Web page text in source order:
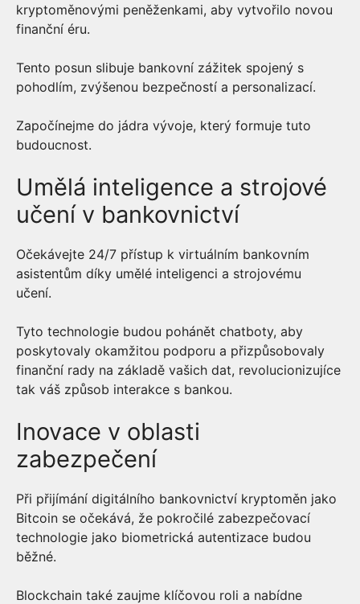
kryptoměnovými peněženkami, aby vytvořilo novou
finanční éru.
Tento posun slibuje bankovní zážitek spojený s
pohodlím, zvýšenou bezpečností a personalizací.
Započínejme do jádra vývoje, který formuje tuto
budoucnost.
Umělá inteligence a strojové
učení v bankovnictví
Očekávejte 24/7 přístup k virtuálním bankovním
asistentům díky umělé inteligenci a strojovému
učení.
Tyto technologie budou pohánět chatboty, aby
poskytovaly okamžitou podporu a přizpůsobovaly
finanční rady na základě vašich dat, revolucionizujíce
tak váš způsob interakce s bankou.
Inovace v oblasti
zabezpečení
Při přijímání digitálního bankovnictví kryptoměn jako
Bitcoin se očekává, že pokročilé zabezpečovací
technologie jako biometrická autentizace budou
běžné.
Blockchain také zaujme klíčovou roli a nabídne